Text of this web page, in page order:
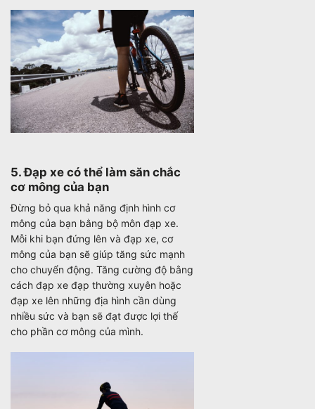
5. Đạp xe có thể làm săn chắc
cơ mông của bạn
Đừng bỏ qua khả năng định hình cơ
mông của bạn bằng bộ môn đạp xe.
Mỗi khi bạn đứng lên và đạp xe, cơ
mông của bạn sẽ giúp tăng sức mạnh
cho chuyển động. Tăng cường độ bằng
cách đạp xe đạp thường xuyên hoặc
đạp xe lên những địa hình cần dùng
nhiều sức và bạn sẽ đạt được lợi thế
cho phần cơ mông của mình.